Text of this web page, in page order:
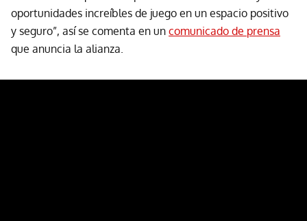
oportunidades increíbles de juego en un espacio positivo
y seguro”, así se comenta en un comunicado de prensa
que anuncia la alianza.